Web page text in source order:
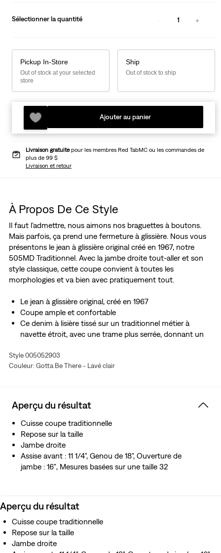
Sélectionner la quantité 1
Pickup In-Store
Out of stock at your selected
store
Ship
Out of stock to ship
Ajouter au panier
Livraison gratuitepour les membres Red TabMC ou les commandes de
plus de 99 $
Livraison et retour
À Propos De Ce Style
Il faut l’admettre, nous aimons nos braguettes à boutons.
Mais parfois, ça prend une fermeture à glissière. Nous vous
présentons le jean à glissière original créé en 1967, notre
505MD Traditionnel. Avec la jambe droite tout-aller et son
style classique, cette coupe convient à toutes les
morphologies et va bien avec pratiquement tout.
Le jean à glissière original, créé en 1967
Coupe ample et confortable
Ce denim à lisière tissé sur un traditionnel métier à
navette étroit, avec une trame plus serrée, donnant un
Style 005052903
Couleur: Gotta Be There - Lavé clair
Aperçu du résultat
Cuisse coupe traditionnelle
Repose sur la taille
Jambe droite
Assise avant : 11 1/4", Genou de 18", Ouverture de
jambe : 16″, Mesures basées sur une taille 32
Aperçu du résultat
Cuisse coupe traditionnelle
Repose sur la taille
Jambe droite